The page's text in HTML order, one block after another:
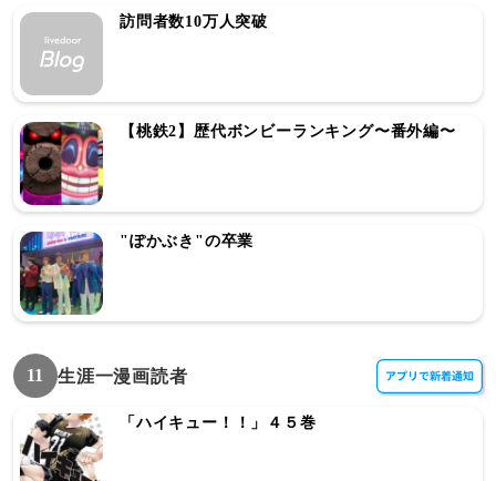
訪問者数10万人突破
【桃鉄2】歴代ボンビーランキング〜番外編〜
"ぽかぶき"の卒業
11 生涯一漫画読者
「ハイキュー！！」４５巻